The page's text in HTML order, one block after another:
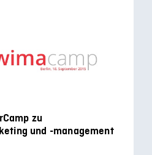
zu
und -management